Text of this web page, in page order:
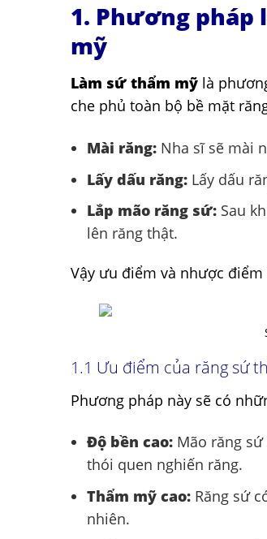
1. Phương pháp
mỹ
Làm sứ thẩm mỹ là
che phủ toàn bộ bề mặt
Mài răng: Nha sĩ sẽ mài
Lấy dấu răng: Lấy dấu
Lắp mão răng sứ: Sau
lên răng thật.
Vậy ưu điểm và nhược
1.1 Ưu điểm của răng sứ
Phương pháp này sẽ có
Độ bền cao: Mão răng
thói quen nghiến răng.
Thẩm mỹ cao: Răng sứ
nhiên.